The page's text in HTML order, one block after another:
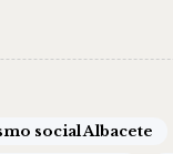
social Albacete